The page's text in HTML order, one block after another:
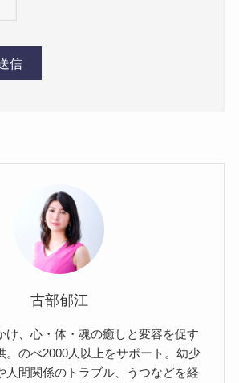
古部郁江
け、心・体・魂の癒しと変容を促す
。のべ2000人以上をサポート。幼少
人間関係のトラブル、うつなどを経